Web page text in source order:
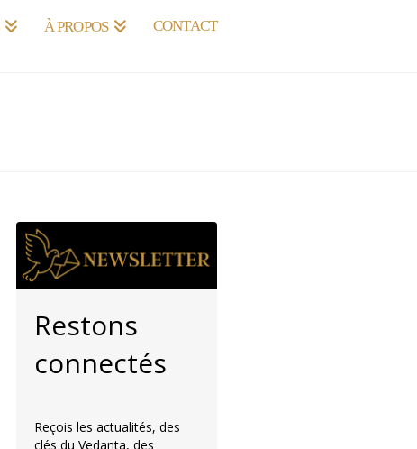
À PROPOS CONTACT
Restons
connectés
Reçois les actualités, des
clés du Vedanta, des